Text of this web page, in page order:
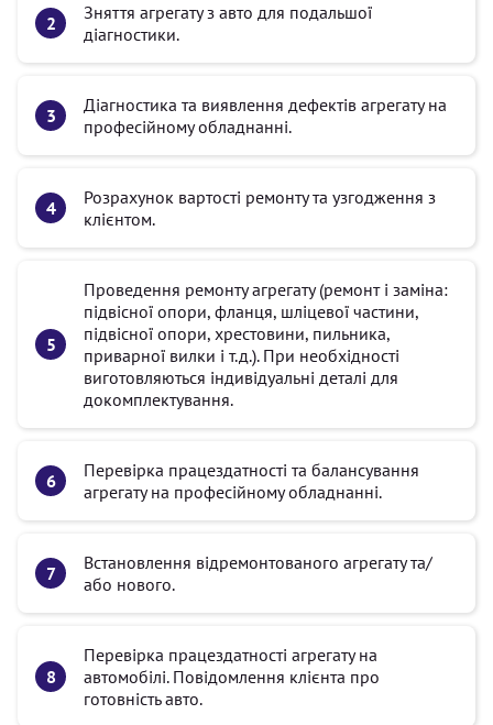
Зняття агрегату з авто для подальшої
діагностики.
Діагностика та виявлення дефектів агрегату на
професійному обладнанні.
Розрахунок вартості ремонту та узгодження з
клієнтом.
Проведення ремонту агрегату (ремонт і заміна:
підвісної опори, фланця, шліцевої частини,
підвісної опори, хрестовини, пильника,
приварної вилки і т.д.). При необхідності
виготовляються індивідуальні деталі для
докомплектування.
Перевірка працездатності та балансування
агрегату на професійному обладнанні.
Встановлення відремонтованого агрегату та/
або нового.
Перевірка працездатності агрегату на
автомобілі. Повідомлення клієнта про
готовність авто.